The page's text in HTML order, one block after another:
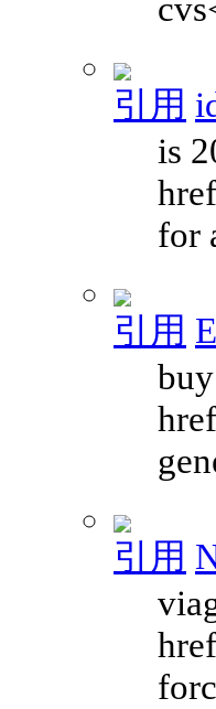
引用
is
for
引用
引用